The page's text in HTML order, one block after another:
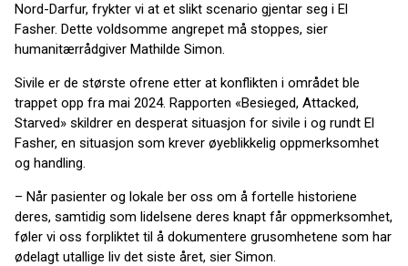
Nord-Darfur, frykter vi at et slikt scenario gjentar seg i El
Fasher. Dette voldsomme angrepet må stoppes, sier
humanitærrådgiver Mathilde Simon.
Sivile er de største ofrene etter at konflikten i området ble
trappet opp fra mai 2024. Rapporten «Besieged, Attacked,
Starved» skildrer en desperat situasjon for sivile i og rundt El
Fasher, en situasjon som krever øyeblikkelig oppmerksomhet
og handling.
– Når pasienter og lokale ber oss om å fortelle historiene
deres, samtidig som lidelsene deres knapt får oppmerksomhet,
føler vi oss forpliktet til å dokumentere grusomhetene som har
ødelagt utallige liv det siste året, sier Simon.